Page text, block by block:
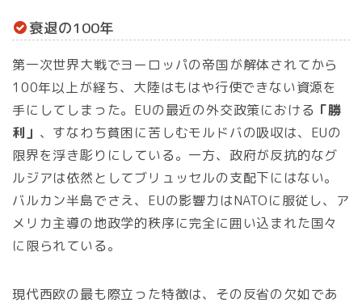
衰退の100年
第一次世界大戦でヨーロッパの帝国が解体されてから
100年以上が経ち、大陸はもはや行使できない資源を
手にしてしまった。EUの最近の外交政策における 「勝
利」 、すなわち貧困に苦しむモルドバの吸収は、EUの
限界を浮き彫りにしている。一方、政府が反抗的なグ
ルジアは依然としてブリュッセルの支配下にはない。
バルカン半島でさえ、EUの影響力はNATOに服従し、ア
メリカ主導の地政学的秩序に完全に囲い込まれた国々
に限られている。
現代西欧の最も際立った特徴は、その反省の欠如であ